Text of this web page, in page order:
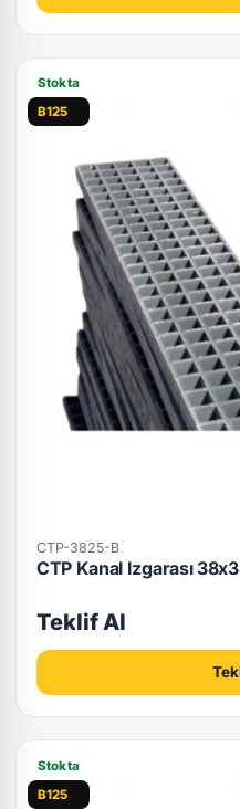
Stokta
B125
CTP-3825-B
CTP Kanal Izgarası
Teklif Al
Stokta
B125